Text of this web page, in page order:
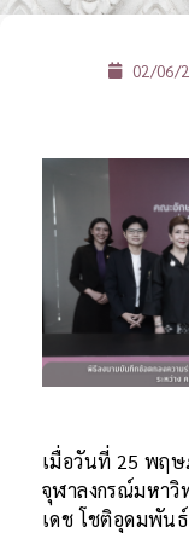
02/06/
เมื่อวันที่ 25 พฤ
จุฬาลงกรณ์มหาวิ
เดช โชติอุดมพัน